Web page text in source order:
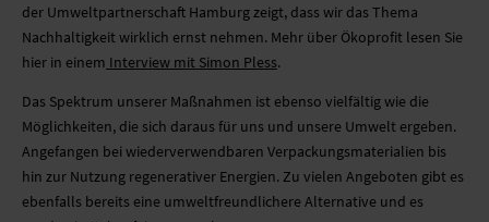
INKJET-PRINTS
GLASDRUCK
KLEBEFOLIEN
UNTERNEHMEN
SUPPORT CENTER
NACHHALTIGKEIT
NEWSLETTER
der Umweltpartnerschaft Hamburg zeigt, dass wir das Thema
Nachhaltigkeit wirklich ernst nehmen. Mehr über Ökoprofit lesen Sie
hier in einem Interview mit Simon Pless.
Das Spektrum unserer Maßnahmen ist ebenso vielfältig wie die
Möglichkeiten, die sich daraus für uns und unsere Umwelt ergeben.
Angefangen bei wiederverwendbaren Verpackungsmaterialien bis
hin zur Nutzung regenerativer Energien. Zu vielen Angeboten gibt es
ebenfalls bereits eine umweltfreundlichere Alternative und es